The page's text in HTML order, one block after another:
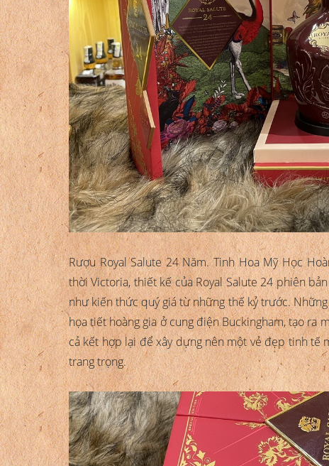
Rượu Royal Salute 24 Năm. Tinh Hoa Mỹ Học
thời Victoria, thiết kế của Royal Salute 24 phiên
như kiến thức quý giá từ những thế kỷ trước.
họa tiết hoàng gia ở cung điện Buckingham, tạo ra
cả kết hợp lại để xây dựng nên một vẻ đẹp tinh tế
trang trọng.